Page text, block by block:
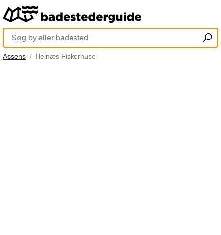
Assens Helnæs Fiskerhuse